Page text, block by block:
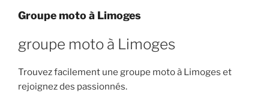
Groupe moto à Limoges
groupe moto à Limoges
Trouvez facilement une groupe moto à Limoges et
rejoignez des passionnés.